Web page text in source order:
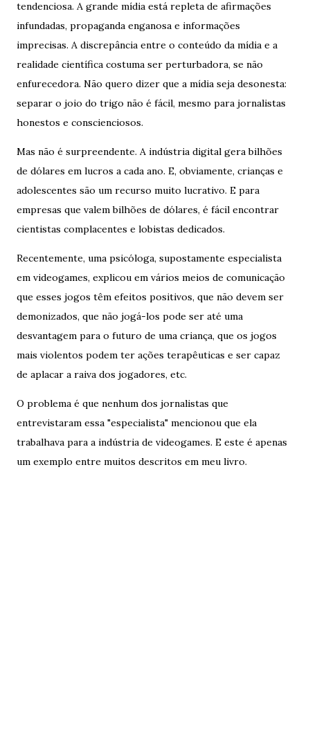
tendenciosa. A grande mídia está repleta de afirmações
infundadas, propaganda enganosa e informações
imprecisas. A discrepância entre o conteúdo da mídia e a
realidade científica costuma ser perturbadora, se não
enfurecedora. Não quero dizer que a mídia seja desonesta:
separar o joio do trigo não é fácil, mesmo para jornalistas
honestos e conscienciosos.
Mas não é surpreendente. A indústria digital gera bilhões
de dólares em lucros a cada ano. E, obviamente, crianças e
adolescentes são um recurso muito lucrativo. E para
empresas que valem bilhões de dólares, é fácil encontrar
cientistas complacentes e lobistas dedicados.
Recentemente, uma psicóloga, supostamente especialista
em videogames, explicou em vários meios de comunicação
que esses jogos têm efeitos positivos, que não devem ser
demonizados, que não jogá-los pode ser até uma
desvantagem para o futuro de uma criança, que os jogos
mais violentos podem ter ações terapêuticas e ser capaz
de aplacar a raiva dos jogadores, etc.
O problema é que nenhum dos jornalistas que
entrevistaram essa "especialista" mencionou que ela
trabalhava para a indústria de videogames. E este é apenas
um exemplo entre muitos descritos em meu livro.